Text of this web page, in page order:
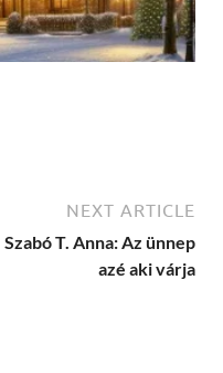
NEXT ARTICLE
Szabó T. Anna: Az ünnep
azé aki várja